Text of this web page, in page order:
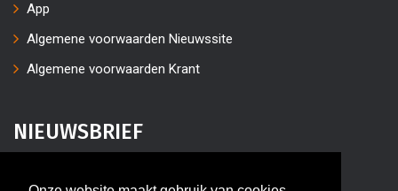
App
Algemene voorwaarden Nieuwssite
Algemene voorwaarden Krant
NIEUWSBRIEF